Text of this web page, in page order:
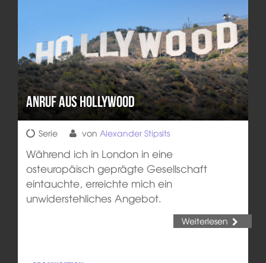
Anruf aus Hollywood
Serie von Alexander Stipsits
Während ich in London in eine
osteuropäisch geprägte Gesellschaft
eintauchte, erreichte mich ein
unwiderstehliches Angebot.
Weiterlesen